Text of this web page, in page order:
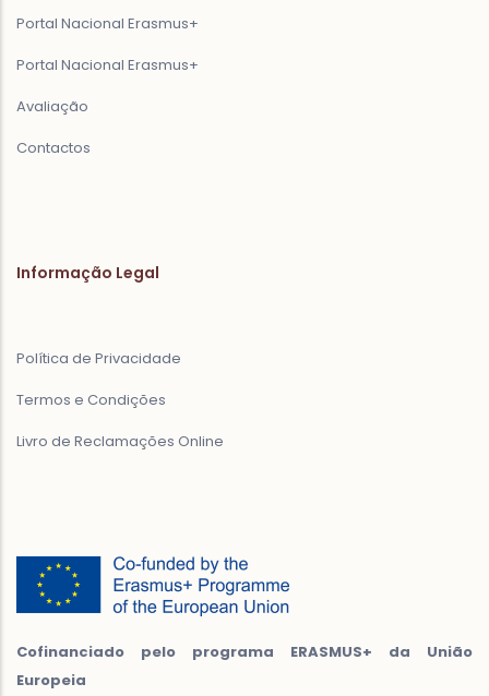
Portal Nacional Erasmus+
Portal Nacional Erasmus+
Avaliação
Contactos
Informação Legal
Política de Privacidade
Termos e Condições
Livro de Reclamações Online
Cofinanciado pelo programa ERASMUS+ da União
Europeia